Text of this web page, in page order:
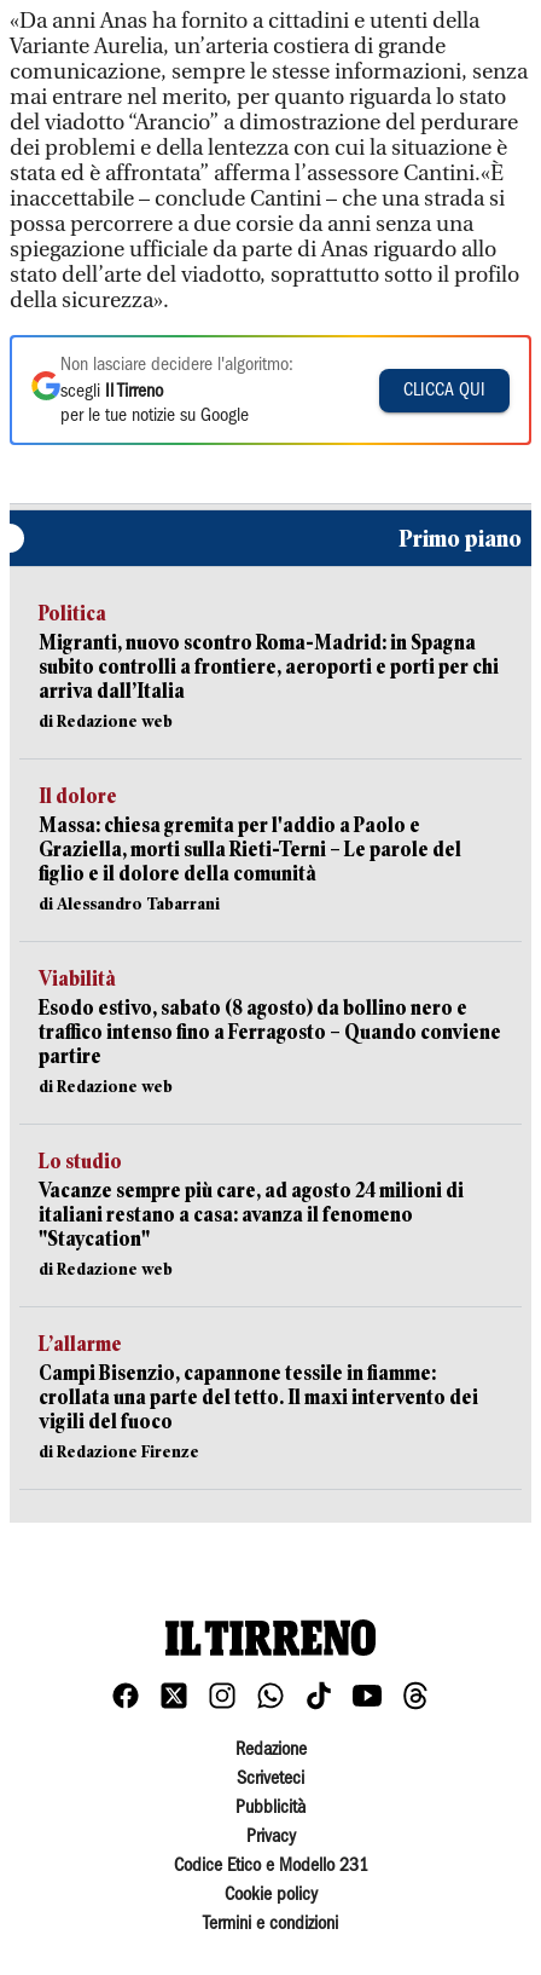
«Da anni Anas ha fornito a cittadini e utenti della
Variante Aurelia, un’arteria costiera di grande
comunicazione, sempre le stesse informazioni, senza
mai entrare nel merito, per quanto riguarda lo stato
del viadotto “Arancio” a dimostrazione del perdurare
dei problemi e della lentezza con cui la situazione è
stata ed è affrontata” afferma l’assessore Cantini.«È
inaccettabile – conclude Cantini – che una strada si
possa percorrere a due corsie da anni senza una
spiegazione ufficiale da parte di Anas riguardo allo
stato dell’arte del viadotto, soprattutto sotto il profilo
della sicurezza».
Non lasciare decidere l'algoritmo:
scegli
Il Tirreno
per le tue notizie su Google
CLICCA QUI
Primo piano
Politica
Migranti, nuovo scontro Roma-Madrid: in Spagna
subito controlli a frontiere, aeroporti e porti per chi
arriva dall’Italia
di Redazione web
Il dolore
Massa: chiesa gremita per l'addio a Paolo e
Graziella, morti sulla Rieti-Terni – Le parole del
figlio e il dolore della comunità
di Alessandro Tabarrani
Viabilità
Esodo estivo, sabato (8 agosto) da bollino nero e
traffico intenso fino a Ferragosto – Quando conviene
partire
di Redazione web
Lo studio
Vacanze sempre più care, ad agosto 24 milioni di
italiani restano a casa: avanza il fenomeno
"Staycation"
di Redazione web
L’allarme
Campi Bisenzio, capannone tessile in fiamme:
crollata una parte del tetto. Il maxi intervento dei
vigili del fuoco
di Redazione Firenze
Redazione
Scriveteci
Pubblicità
Privacy
Codice Etico e Modello 231
Cookie policy
Termini e condizioni